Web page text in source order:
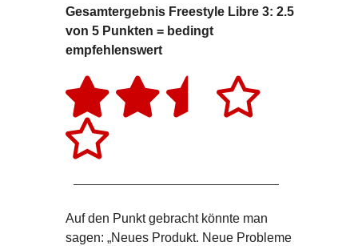
Gesamtergebnis Freestyle Libre 3: 2.5
von 5 Punkten = bedingt
empfehlenswert
Auf den Punkt gebracht könnte man
sagen: „Neues Produkt. Neue Probleme